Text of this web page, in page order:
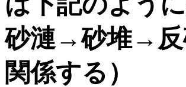
砂漣→砂堆→反
関係する）